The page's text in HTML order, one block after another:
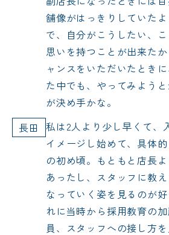
舗像がはっきりしていた
で、自分がこうしたい、
思いを持つことが出来た
ャンスをいただいたとき
た中でも、やってみよう
が決め手かな。
長田
私は2人より少し早くて、
イメージし始めて、具体
の初め頃。もともと店長
あったし、スタッフに教
なっていく姿を見るのが
れに当時から採用教育の
員、スタッフへの接し方